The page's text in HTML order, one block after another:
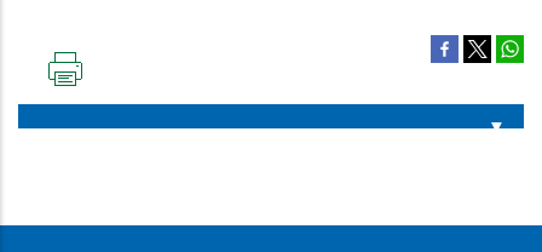
PÁGINA